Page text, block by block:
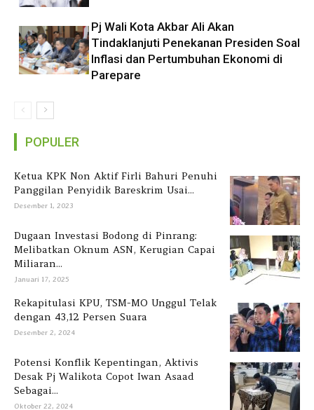
Pj Wali Kota Akbar Ali Akan
Tindaklanjuti Penekanan Presiden Soal
Inflasi dan Pertumbuhan Ekonomi di
Parepare
POPULER
Ketua KPK Non Aktif Firli Bahuri Penuhi
Panggilan Penyidik Bareskrim Usai...
Desember 1, 2023
Dugaan Investasi Bodong di Pinrang:
Melibatkan Oknum ASN, Kerugian Capai
Miliaran...
Januari 17, 2025
Rekapitulasi KPU, TSM-MO Unggul Telak
dengan 43,12 Persen Suara
Desember 2, 2024
Potensi Konflik Kepentingan, Aktivis
Desak Pj Walikota Copot Iwan Asaad
Sebagai...
Oktober 22, 2024